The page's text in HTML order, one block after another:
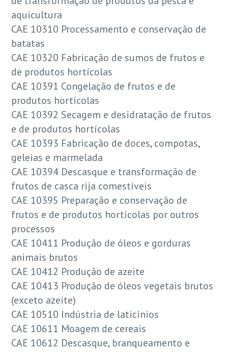
aquicultura
CAE 10310 Processamento e conservação de
batatas
CAE 10320 Fabricação de sumos de frutos e
de produtos hortícolas
CAE 10391 Congelação de frutos e de
produtos hortícolas
CAE 10392 Secagem e desidratação de frutos
e de produtos hortícolas
CAE 10393 Fabricação de doces, compotas,
geleias e marmelada
CAE 10394 Descasque e transformação de
frutos de casca rija comestíveis
CAE 10395 Preparação e conservação de
frutos e de produtos hortícolas por outros
processos
CAE 10411 Produção de óleos e gorduras
animais brutos
CAE 10412 Produção de azeite
CAE 10413 Produção de óleos vegetais brutos
(exceto azeite)
CAE 10510 Indústria de laticínios
CAE 10611 Moagem de cereais
CAE 10612 Descasque, branqueamento e